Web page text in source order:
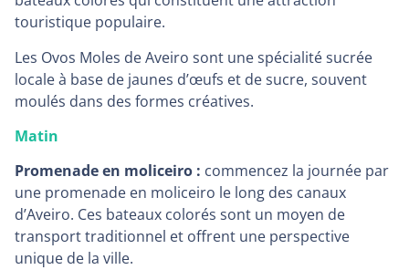
touristique populaire.
Les Ovos Moles de Aveiro sont une spécialité sucrée
locale à base de jaunes d’œufs et de sucre, souvent
moulés dans des formes créatives.
Matin
Promenade en moliceiro : commencez la journée par
une promenade en moliceiro le long des canaux
d’Aveiro. Ces bateaux colorés sont un moyen de
transport traditionnel et offrent une perspective
unique de la ville.